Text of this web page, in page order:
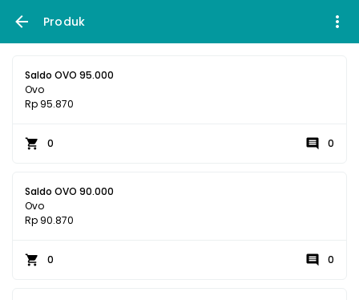
Produk
Saldo OVO 95.000
Ovo
Rp 95.870
0 0
Saldo OVO 90.000
Ovo
Rp 90.870
0 0